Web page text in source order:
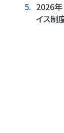
5. 2026年
イス制